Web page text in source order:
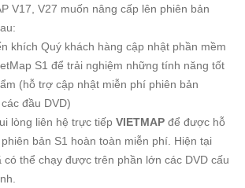
V17, V27 muốn nâng cấp lên phiên bản
khích Quý khách hàng cập nhật phần mềm
S1 để trải nghiệm những tính năng tốt
(hỗ trợ cập nhật miễn phí phiên bản
đầu DVD)
lòng liên hệ trực tiếp VIETMAP để được hỗ
bản S1 hoàn toàn miễn phí. Hiện tại
có thể chạy được trên phần lớn các DVD cấu